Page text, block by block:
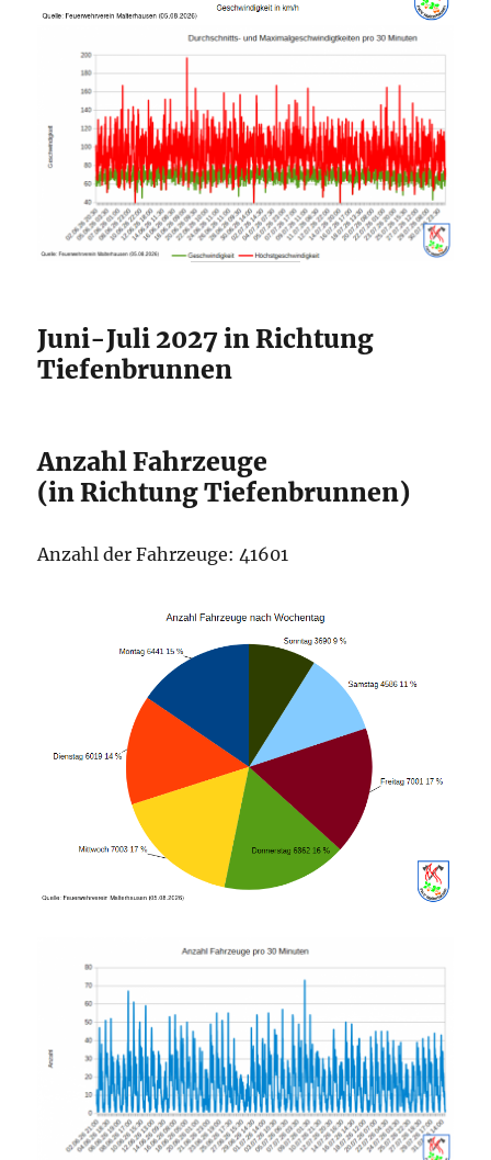
Juni-Juli 2027 in Richtung
Tiefenbrunnen
Anzahl Fahrzeuge
(in Richtung Tiefenbrunnen)
Anzahl der Fahrzeuge: 41601